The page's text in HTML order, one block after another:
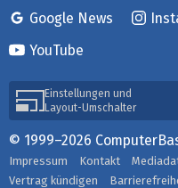
Google News
YouTube
Einstellungen und
Layout-Umschalter
© 1999–2026
Impressum Kontakt
Vertrag kündigen